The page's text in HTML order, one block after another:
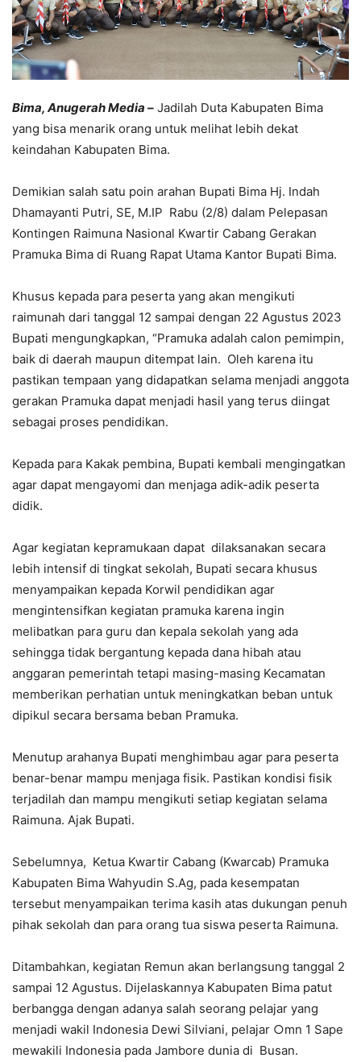
Bima, Anugerah Media – Jadilah Duta Kabupaten Bima
yang bisa menarik orang untuk melihat lebih dekat
keindahan Kabupaten Bima.
Demikian salah satu poin arahan Bupati Bima Hj. Indah
Dhamayanti Putri, SE, M.IP Rabu (2/8) dalam Pelepasan
Kontingen Raimuna Nasional Kwartir Cabang Gerakan
Pramuka Bima di Ruang Rapat Utama Kantor Bupati Bima.
Khusus kepada para peserta yang akan mengikuti
raimunah dari tanggal 12 sampai dengan 22 Agustus 2023
Bupati mengungkapkan, “Pramuka adalah calon pemimpin,
baik di daerah maupun ditempat lain. Oleh karena itu
pastikan tempaan yang didapatkan selama menjadi anggota
gerakan Pramuka dapat menjadi hasil yang terus diingat
sebagai proses pendidikan.
Kepada para Kakak pembina, Bupati kembali mengingatkan
agar dapat mengayomi dan menjaga adik-adik peserta
didik.
Agar kegiatan kepramukaan dapat dilaksanakan secara
lebih intensif di tingkat sekolah, Bupati secara khusus
menyampaikan kepada Korwil pendidikan agar
mengintensifkan kegiatan pramuka karena ingin
melibatkan para guru dan kepala sekolah yang ada
sehingga tidak bergantung kepada dana hibah atau
anggaran pemerintah tetapi masing-masing Kecamatan
memberikan perhatian untuk meningkatkan beban untuk
dipikul secara bersama beban Pramuka.
Menutup arahanya Bupati menghimbau agar para peserta
benar-benar mampu menjaga fisik. Pastikan kondisi fisik
terjadilah dan mampu mengikuti setiap kegiatan selama
Raimuna. Ajak Bupati.
Sebelumnya, Ketua Kwartir Cabang (Kwarcab) Pramuka
Kabupaten Bima Wahyudin S.Ag, pada kesempatan
tersebut menyampaikan terima kasih atas dukungan penuh
pihak sekolah dan para orang tua siswa peserta Raimuna.
Ditambahkan, kegiatan Remun akan berlangsung tanggal 2
sampai 12 Agustus. Dijelaskannya Kabupaten Bima patut
berbangga dengan adanya salah seorang pelajar yang
menjadi wakil Indonesia Dewi Silviani, pelajar ○mn 1 Sape
mewakili Indonesia pada Jambore dunia di Busan.